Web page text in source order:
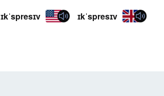
ɪkˈspresɪv ɪkˈspresɪv